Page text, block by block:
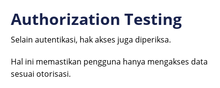
Authorization Testing
Selain autentikasi, hak akses juga diperiksa.
Hal ini memastikan pengguna hanya mengakses data
sesuai otorisasi.